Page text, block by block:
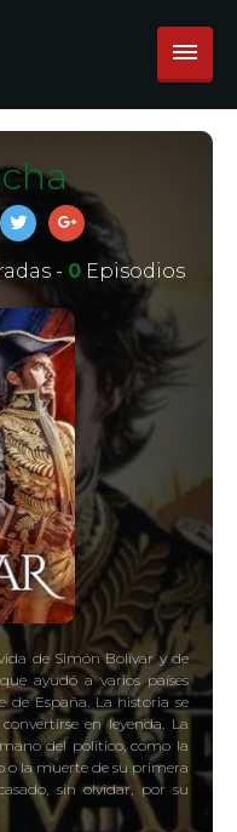
- 0Episodios
de Simón Bolívar y de
ayudó a varios países
de España. La historia se
en leyenda. La
del político, como la
o la muerte de su primera
sin olvidar, por su